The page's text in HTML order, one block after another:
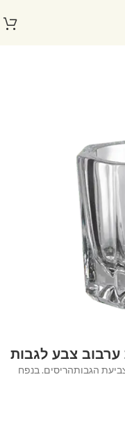
ערבוב צבע לגבות
הגבותהריסים. בנפח